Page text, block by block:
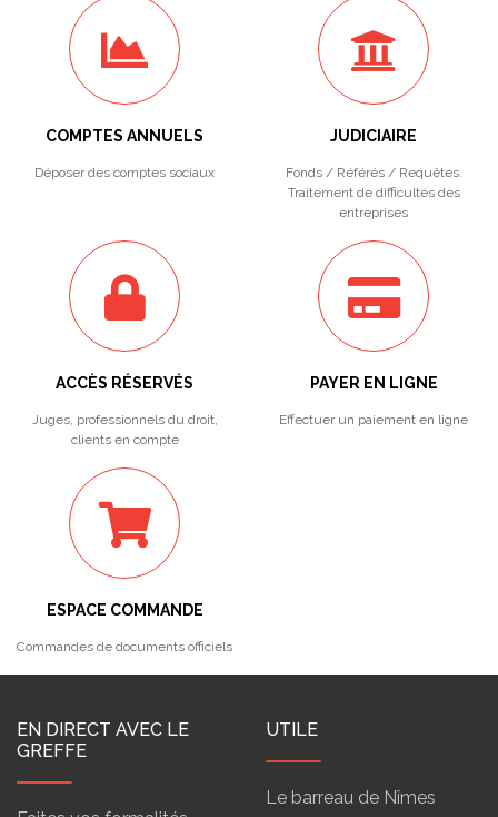
COMPTES ANNUELS
Déposer des comptes sociaux
JUDICIAIRE
Fonds / Référés / Requêtes.
Traitement de difficultés des
entreprises
ACCÈS RÉSERVÉS
Juges, professionnels du droit,
clients en compte
PAYER EN LIGNE
Effectuer un paiement en ligne
ESPACE COMMANDE
Commandes de documents officiels
EN DIRECT AVEC LE
GREFFE
UTILE
Le barreau de Nîmes